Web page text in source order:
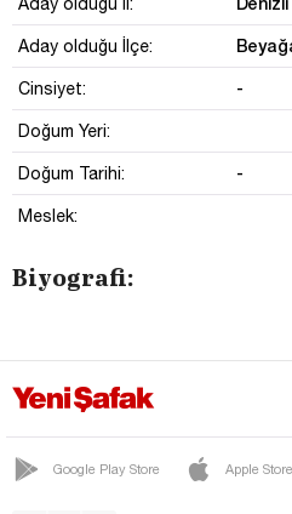
Aday olduğu İlçe:
Cinsiyet: -
Doğum Yeri:
Doğum Tarihi: -
Meslek:
Biyografi:
Google Play Store Apple Store